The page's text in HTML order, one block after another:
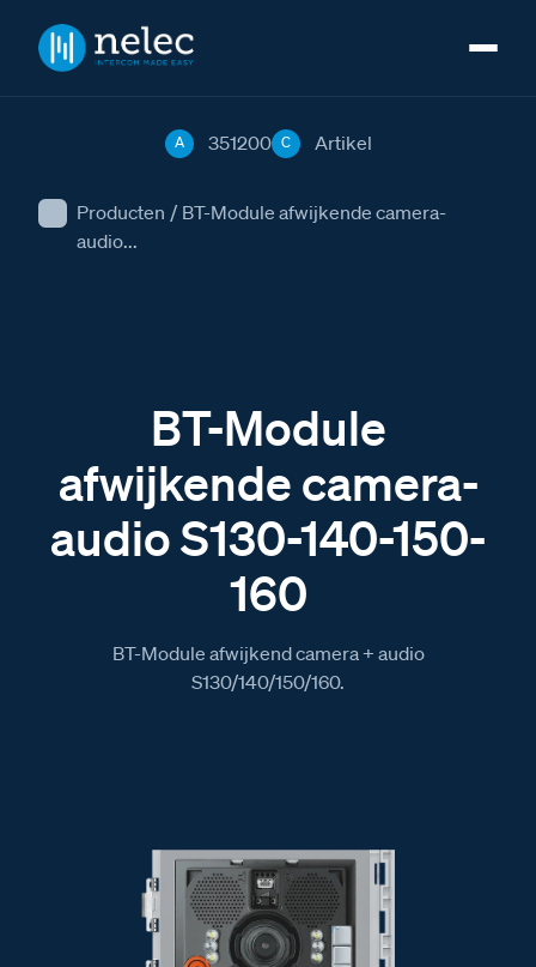
Producten / BT-Module afwijkende camera-
audio...
A 351200 C Artikel
BT-Module
afwijkende camera-
audio S130-140-150-
160
BT-Module afwijkend camera + audio
S130/140/150/160.